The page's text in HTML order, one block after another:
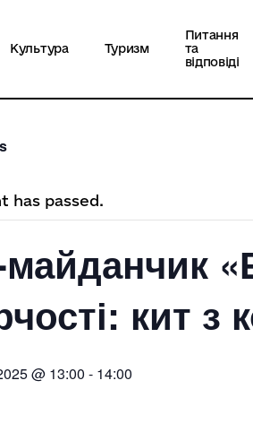
Культура Туризм
Питання
та
відповіді
has passed.
кит з
@ 13:00 - 14:00